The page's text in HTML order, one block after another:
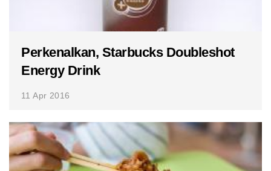
Perkenalkan, Starbucks Doubleshot
Energy Drink
11 Apr 2016